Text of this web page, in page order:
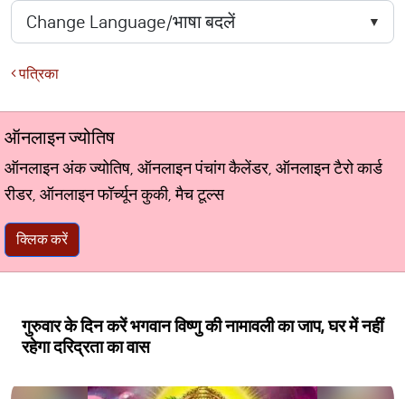
पत्रिका
ऑनलाइन ज्योतिष
ऑनलाइन अंक ज्योतिष, ऑनलाइन पंचांग कैलेंडर, ऑनलाइन टैरो कार्ड
रीडर, ऑनलाइन फॉर्च्यून कुकी, मैच टूल्स
क्लिक करें
गुरुवार के दिन करें भगवान विष्णु की नामावली का जाप, घर में नहीं
रहेगा दरिद्रता का वास